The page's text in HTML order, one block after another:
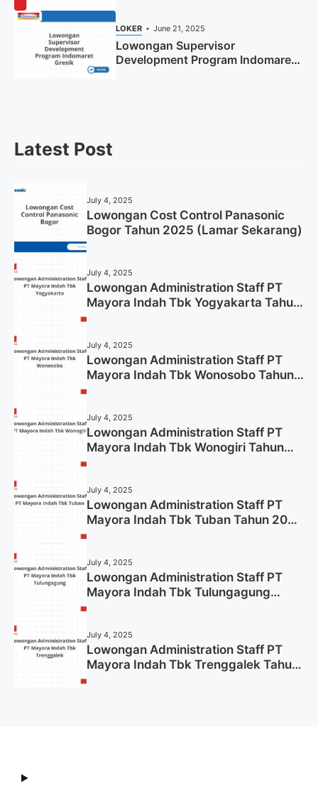
LOKER June 21, 2025
Lowongan Supervisor
Development Program Indomaret
Latest Post
July 4, 2025
Lowongan Cost Control Panasonic
Bogor Tahun 2025 (Lamar Sekarang)
July 4, 2025
Lowongan Administration Staff PT
Mayora Indah Tbk Yogyakarta Tahun
July 4, 2025
Lowongan Administration Staff PT
Mayora Indah Tbk Wonosobo Tahun
July 4, 2025
Lowongan Administration Staff PT
Mayora Indah Tbk Wonogiri Tahun
July 4, 2025
Lowongan Administration Staff PT
Mayora Indah Tbk Tuban Tahun 2025
July 4, 2025
Lowongan Administration Staff PT
Mayora Indah Tbk Tulungagung
July 4, 2025
Lowongan Administration Staff PT
Mayora Indah Tbk Trenggalek Tahun